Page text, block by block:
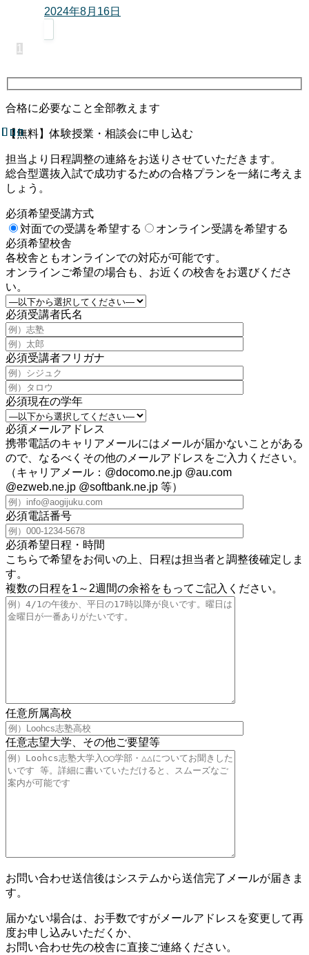
2024年8月16日
1
合格に必要なこと全部教えます
【無料】体験授業・相談会に申し込む
担当より日程調整の連絡をお送りさせていただきます。
総合型選抜入試で成功するための合格プランを一緒に考えま
しょう。
必須希望受講方式
対面での受講を希望する
オンライン受講を希望する
必須希望校舎
各校舎ともオンラインでの対応が可能です。
オンラインご希望の場合も、お近くの校舎をお選びくださ
い。
必須受講者氏名
必須受講者フリガナ
必須現在の学年
必須 メールアドレス
携帯電話のキャリアメールにはメールが届かないことがある
ので、なるべくその他のメールアドレスをご入力ください。
（キャリアメール：@docomo.ne.jp @au.com
@ezweb.ne.jp @softbank.ne.jp 等）
必須電話番号
必須希望日程・時間
こちらで希望をお伺いの上、日程は担当者と調整後確定しま
す。
複数の日程を1～2週間の余裕をもってご記入ください。
任意所属高校
任意志望大学、その他ご要望等
お問い合わせ送信後はシステムから送信完了メールが届きま
す。
届かない場合は、お手数ですがメールアドレスを変更して再
度お申し込みいただくか、
お問い合わせ先の校舎に直接ご連絡ください。